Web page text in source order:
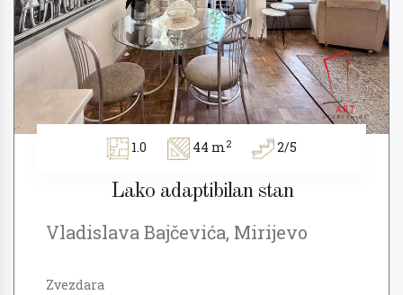
1.0 44 m2 2/5
Lako adaptibilan stan
Vladislava Bajčevića, Mirijevo
Zvezdara